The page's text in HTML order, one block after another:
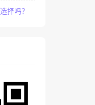
择吗？